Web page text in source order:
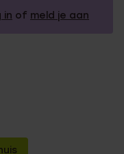
in of meld je aan